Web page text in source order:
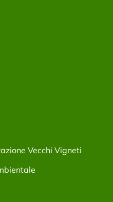
Vecchi Vigneti